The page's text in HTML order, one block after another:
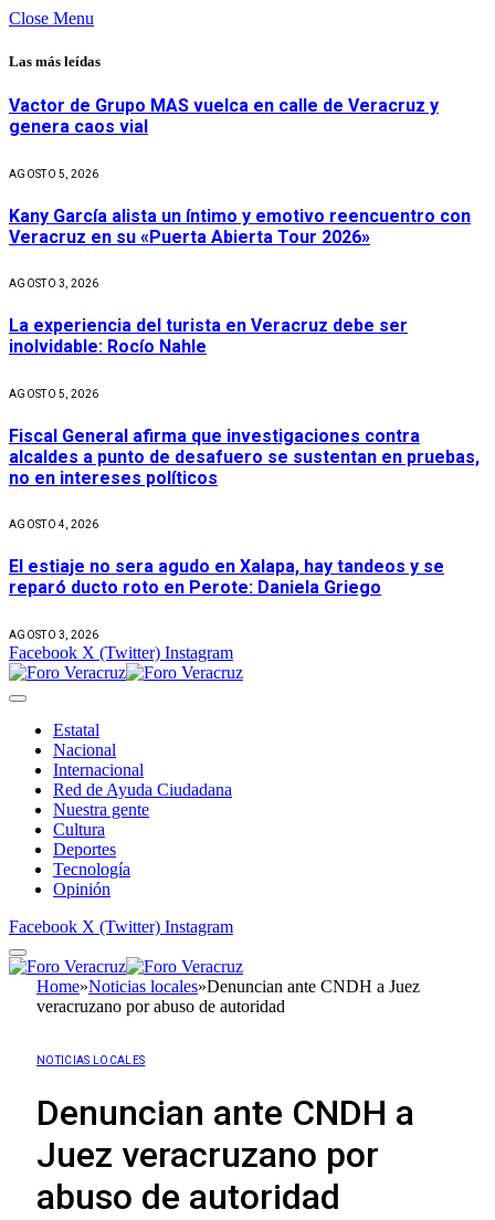
Close Menu
Las más leídas
Vactor de Grupo MAS vuelca en calle de Veracruz y
genera caos vial
AGOSTO 5, 2026
Kany García alista un íntimo y emotivo reencuentro con
Veracruz en su «Puerta Abierta Tour 2026»
AGOSTO 3, 2026
La experiencia del turista en Veracruz debe ser
inolvidable: Rocío Nahle
AGOSTO 5, 2026
Fiscal General afirma que investigaciones contra
alcaldes a punto de desafuero se sustentan en pruebas,
no en intereses políticos
AGOSTO 4, 2026
El estiaje no sera agudo en Xalapa, hay tandeos y se
reparó ducto roto en Perote: Daniela Griego
AGOSTO 3, 2026
Facebook X (Twitter) Instagram
Estatal
Nacional
Internacional
Red de Ayuda Ciudadana
Nuestra gente
Cultura
Deportes
Tecnología
Opinión
Facebook X (Twitter) Instagram
Home»Noticias locales»Denuncian ante CNDH a Juez
veracruzano por abuso de autoridad
NOTICIAS LOCALES
Denuncian ante CNDH a
Juez veracruzano por
abuso de autoridad